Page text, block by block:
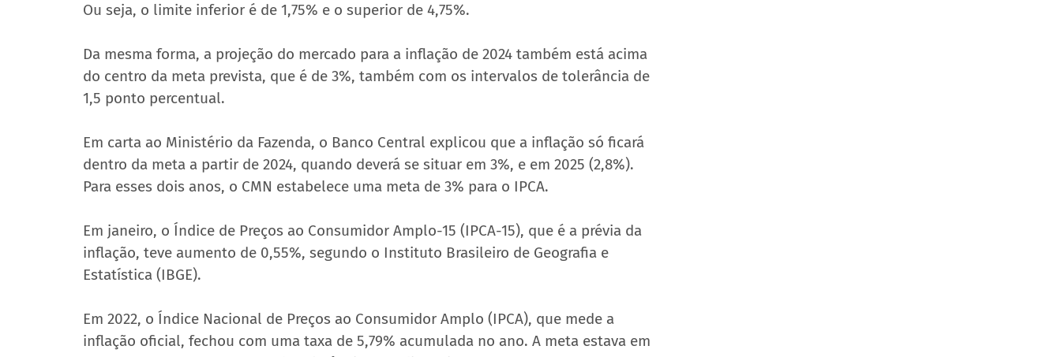
Ou seja, o limite inferior é de 1,75% e o superior de 4,75%.
Da mesma forma, a projeção do mercado para a inflação de 2024 também está acima
do centro da meta prevista, que é de 3%, também com os intervalos de tolerância de
1,5 ponto percentual.
Em carta ao Ministério da Fazenda, o Banco Central explicou que a inflação só ficará
dentro da meta a partir de 2024, quando deverá se situar em 3%, e em 2025 (2,8%).
Para esses dois anos, o CMN estabelece uma meta de 3% para o IPCA.
Em janeiro, o Índice de Preços ao Consumidor Amplo-15 (IPCA-15), que é a prévia da
inflação, teve aumento de 0,55%, segundo o Instituto Brasileiro de Geografia e
Estatística (IBGE).
Em 2022, o Índice Nacional de Preços ao Consumidor Amplo (IPCA), que mede a
inflação oficial, fechou com uma taxa de 5,79% acumulada no ano. A meta estava em